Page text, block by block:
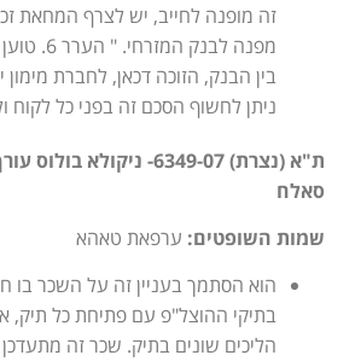
זה מופנה לחייב, יש לצרף המחאת
מפנה לבנק
בין הבנק, הזוכה דכאן, לחברת מימון
ניתן לחשוף הסכם זה בפני כל לקוח
ת"א (נצרת) 6349-07- ניקולא
סאלח
שמות השופטים: ערפאת טאהא
הוא הסתמך בעניין זה על השכר בו
בתיקי ההוצל"פ עם פתיחת כל תיק,
הליכים שונים בתיק. שכר זה